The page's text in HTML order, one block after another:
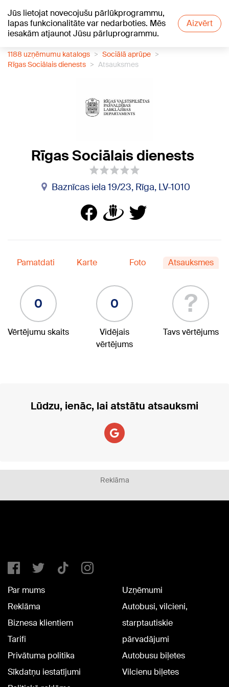
Jūs lietojat novecojušu pārlūkprogrammu,
lapas funkcionalitāte var nedarboties. Mēs
iesakām atjaunot Jūsu pārluprogrammu.
Aizvērt
+17°C
1188 uzņēmumu katalogs
Sociālā aprūpe
Rīgas Sociālais dienests
Atsauksmes
Rīgas Sociālais dienests
Baznīcas iela 19/23, Rīga, LV-1010
Pamatdati Karte Foto Atsauksmes
0
Vērtējumu skaits
0
Vidējais
vērtējums
?
Tavs vērtējums
Lūdzu, ienāc, lai atstātu atsauksmi
Reklāma
Par mums
Reklāma
Biznesa klientiem
Tarifi
Privātuma politika
Sīkdatņu iestatījumi
Uzņēmumi
Autobusi, vilcieni,
starptautiskie
pārvadājumi
Autobusu biļetes
Vilcienu biļetes